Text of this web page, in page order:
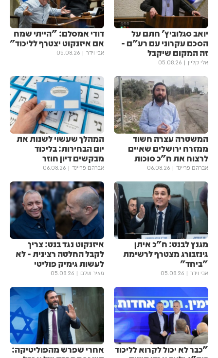
יואב סגלוביץ' חתם על
הסכם עקרוני עם רע"ם -
זה המקום שיקבל
אלי קליין 05.08.26
דודי אמסלם: "הייתי שמח
אם איזנקוט יצטרף לליכוד"
אבי וידר 05.08.26
המשטרה עצרה חשוד
ממזרח ירושלים שאיים
לרצוח את ח"כ סוכות
אברהם פריינד 06.08.26
המהלך שעשוי לשנות את
יום הבחירות: בליכוד
מבקשים דיון חוזר
אברהם פריינד 06.08.26
מגנץ לבנט: ח"כ איתן
גינזבורג מצטרף לרשימת
"ביחד"
אבי וידר 05.08.26
איזנקוט נגד בנט: צריך
לקבל החלטה רצינית - לא
לעשות גימיק פוליטי
מאיר שלם 05.08.26
"כבר לא יכול לקרוא לליכוד
אחרי שפרש מהפוליטיקה: